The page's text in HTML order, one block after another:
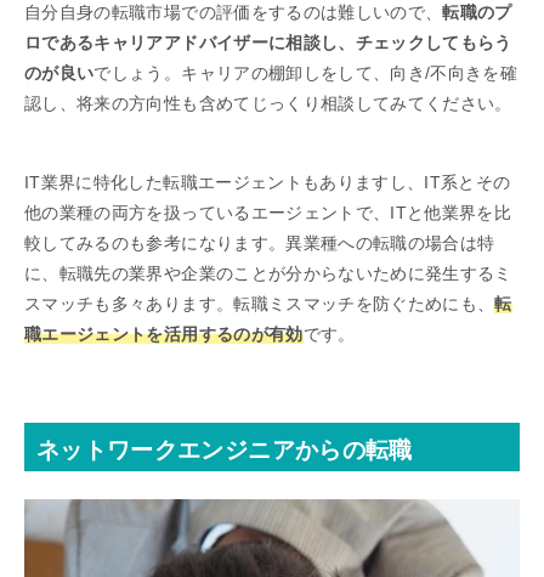
自分自身の転職市場での評価をするのは難しいので、転職のプ
ロであるキャリアアドバイザーに相談し、チェックしてもらう
のが良いでしょう。キャリアの棚卸しをして、向き/不向きを確
認し、将来の方向性も含めてじっくり相談してみてください。
IT業界に特化した転職エージェントもありますし、IT系とその
他の業種の両方を扱っているエージェントで、ITと他業界を比
較してみるのも参考になります。異業種への転職の場合は特
に、転職先の業界や企業のことが分からないために発生するミ
スマッチも多々あります。転職ミスマッチを防ぐためにも、転
職エージェントを活用するのが有効です。
ネットワークエンジニアからの転職